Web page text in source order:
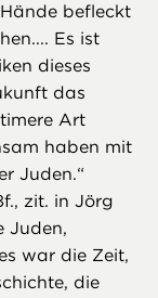
befleckt
Es ist
dieses
das
Art
haben mit
Juden.“
zit. in Jörg
Juden,
war die Zeit,
die